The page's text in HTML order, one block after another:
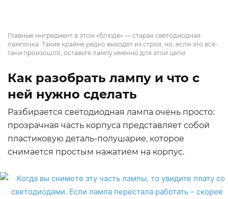
Главные ингредиент в этом «блюде» — старая светодиодная
лампочка. Такие крайне редко выходят из строя, но, если это всё-
таки произошло, оставьте лампу именно для этой цели
Как разобрать лампу и что с
ней нужно сделать
Разбирается светодиодная лампа очень просто:
прозрачная часть корпуса представляет собой
пластиковую деталь-полушарие, которое
снимается простым нажатием на корпус.